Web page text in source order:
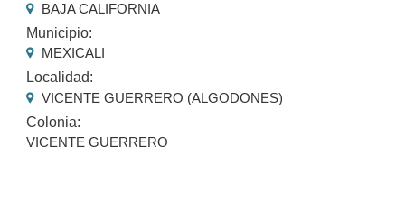
BAJA CALIFORNIA
Municipio:
MEXICALI
Localidad:
VICENTE GUERRERO (ALGODONES)
Colonia:
VICENTE GUERRERO